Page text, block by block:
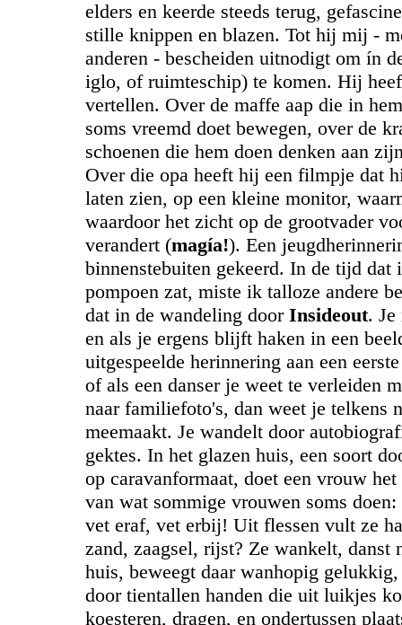
elders en keerde steeds terug,
stille knippen en blazen. Tot hij mij -
anderen - bescheiden uitnodigt om ín
iglo, of ruimteschip) te komen. Hij
vertellen. Over de maffe aap die in
soms vreemd doet bewegen, over de
schoenen die hem doen denken aan
Over die opa heeft hij een filmpje dat
laten zien, op een kleine monitor,
waardoor het zicht op de grootvader
verandert (magía!). Een
binnenstebuiten gekeerd. In de tijd dat
pompoen zat, miste ik talloze andere
dat in de wandeling door Insideout. Je
en als je ergens blijft haken in een
uitgespeelde herinnering aan een
of als een danser je weet te verleiden
naar familiefoto's, dan weet je telkens
meemaakt. Je wandelt door
gektes. In het glazen huis, een soort
op caravanformaat, doet een vrouw het
van wat sommige vrouwen soms
vet eraf, vet erbij! Uit flessen vult ze
zand, zaagsel, rijst? Ze wankelt, danst
huis, beweegt daar wanhopig
door tientallen handen die uit luikjes
koesteren, dragen, en ondertussen